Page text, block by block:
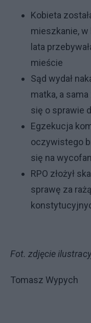
Kobieta
mieszkanie,
lata
mieście
Sąd wydał
matka, a
się o sprawie
Egzekucja
oczywistego
się na
RPO złożył
sprawę za
Fot. zdjęcie
Tomasz Wypych